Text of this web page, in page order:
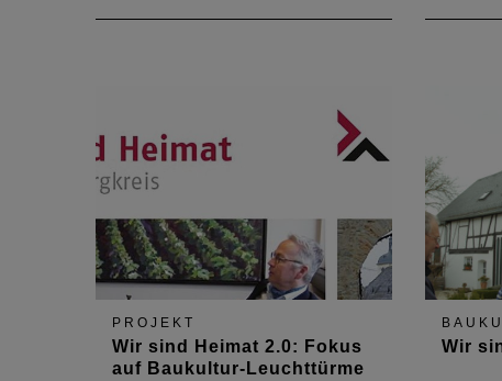
denn Baukultur ist kein
Exklusivthema für Metropolen…
PROJEKT
Wir sind Heimat 2.0: Fokus
auf Baukultur-Leuchttürme
Wir